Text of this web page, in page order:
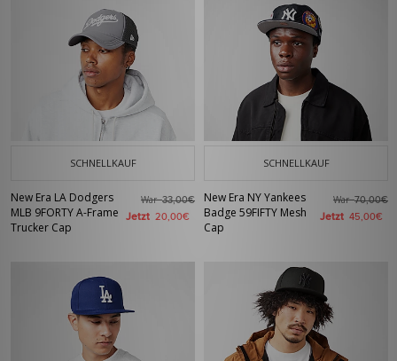
SCHNELLKAUF
New Era LA Dodgers
MLB 9FORTY A-Frame
Trucker Cap
War33,00€
Jetzt 20,00€
SCHNELLKAUF
New Era NY Yankees
Badge 59FIFTY Mesh
Cap
War70,00€
Jetzt 45,00€